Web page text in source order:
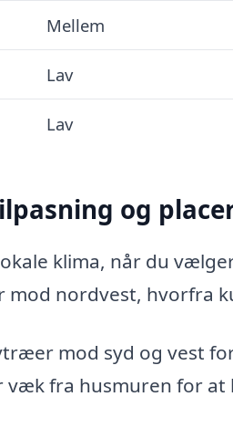
Mellem
Lav
Lav
og
klima, når du
nordvest, hvorfra
mod syd og vest
væk fra husmuren for